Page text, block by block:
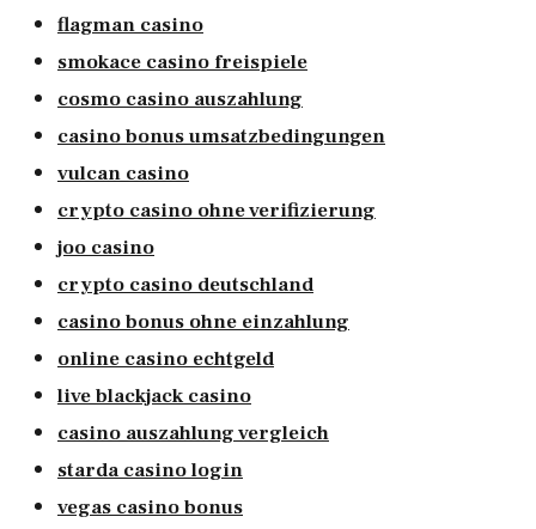
flagman casino
smokace casino freispiele
cosmo casino auszahlung
casino bonus umsatzbedingungen
vulcan casino
crypto casino ohne verifizierung
joo casino
crypto casino deutschland
casino bonus ohne einzahlung
online casino echtgeld
live blackjack casino
casino auszahlung vergleich
starda casino login
vegas casino bonus